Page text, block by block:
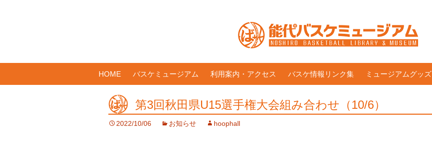
HOME バスケミュージアム 利用案内・アクセス バスケ情報リンク集 ミュージアムグッズ
第3回秋田県U15選手権大会組み合わせ（10/6）
2022/10/06 お知らせ hoophall